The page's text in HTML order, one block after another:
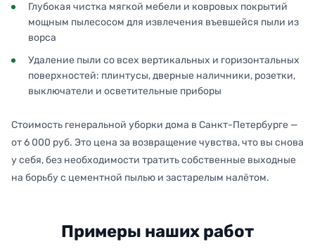
Глубокая чистка мягкой мебели и ковровых покрытий
мощным пылесосом для извлечения въевшейся пыли из
ворса
Удаление пыли со всех вертикальных и горизонтальных
поверхностей: плинтусы, дверные наличники, розетки,
выключатели и осветительные приборы
Стоимость генеральной уборки дома в Санкт-Петербурге —
от 6 000 руб. Это цена за возвращение чувства, что вы снова
у себя, без необходимости тратить собственные выходные
на борьбу с цементной пылью и застарелым налётом.
Примеры наших работ